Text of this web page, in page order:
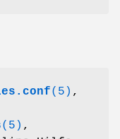
(5) ,
(5) ,